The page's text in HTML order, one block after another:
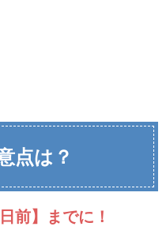
点は？
前】までに！